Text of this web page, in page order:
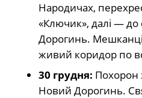
Народичах,
«Ключик», далі — до
Дорогинь.
живий коридор по
30 грудня: Похорон
Новий Дорогинь.